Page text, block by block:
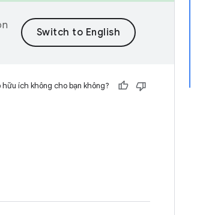
ích không cho bạn không?